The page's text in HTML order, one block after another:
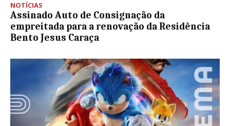
NOTÍCIAS
Assinado Auto de Consignação da
empreitada para a renovação da Residência
Bento Jesus Caraça